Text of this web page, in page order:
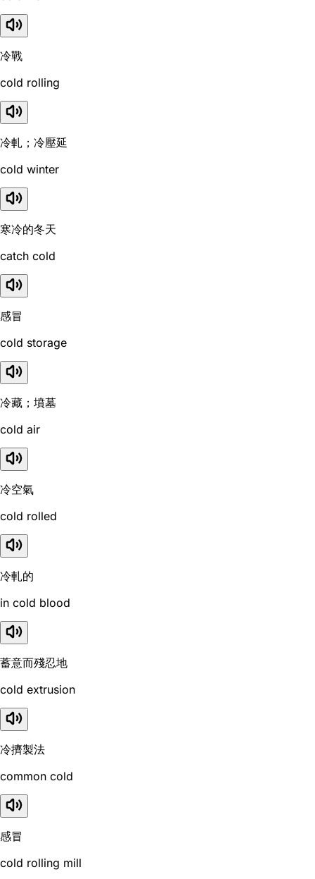
冷戰
cold rolling
冷軋；冷壓延
cold winter
寒冷的冬天
catch cold
感冒
cold storage
冷藏；墳墓
cold air
冷空氣
cold rolled
冷軋的
in cold blood
蓄意而殘忍地
cold extrusion
冷擠製法
common cold
感冒
cold rolling mill